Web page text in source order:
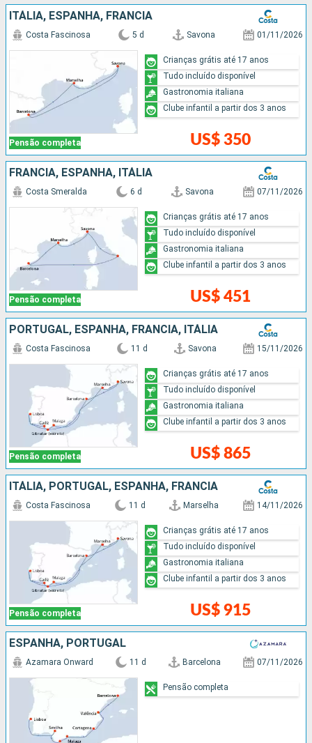
ITÁLIA, ESPANHA, FRANCIA
Pensão completa
Costa Fascinosa 5 d Savona 01/11/2026
US$ 350
Crianças grátis até 17 anos
Tudo incluído disponível
Gastronomia italiana
Clube infantil a partir dos 3 anos
FRANCIA, ESPANHA, ITÁLIA
Pensão completa
Costa Smeralda 6 d Savona 07/11/2026
US$ 451
Crianças grátis até 17 anos
Tudo incluído disponível
Gastronomia italiana
Clube infantil a partir dos 3 anos
PORTUGAL, ESPANHA, FRANCIA, ITÁLIA
Pensão completa
Costa Fascinosa 11 d Savona 15/11/2026
US$ 865
Crianças grátis até 17 anos
Tudo incluído disponível
Gastronomia italiana
Clube infantil a partir dos 3 anos
ITÁLIA, PORTUGAL, ESPANHA, FRANCIA
Pensão completa
Costa Fascinosa 11 d Marselha 14/11/2026
US$ 915
Crianças grátis até 17 anos
Tudo incluído disponível
Gastronomia italiana
Clube infantil a partir dos 3 anos
ESPANHA, PORTUGAL
Azamara Onward 11 d Barcelona 07/11/2026
Pensão completa